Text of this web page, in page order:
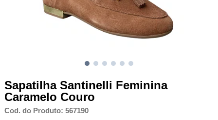
Sapatilha Santinelli Feminina
Caramelo Couro
Cod. do Produto: 567190